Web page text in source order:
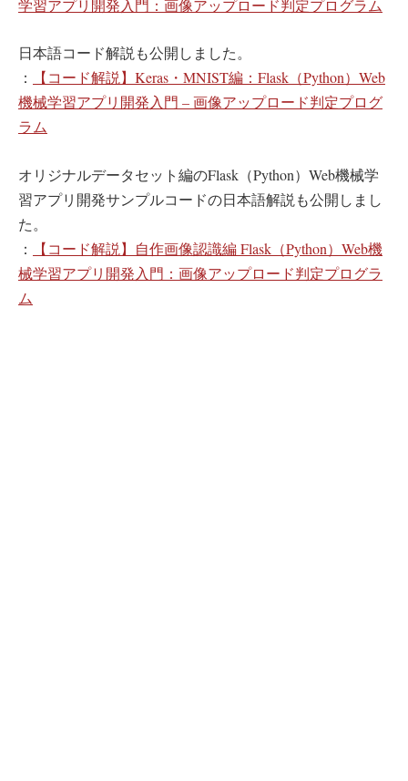
学習アプリ開発入門：画像アップロード判定プログラム
日本語コード解説も公開しました。
：
【コード解説】Keras・MNIST編：Flask（Python）Web
機械学習アプリ開発入門 – 画像アップロード判定プログ
ラム
オリジナルデータセット編のFlask（Python）Web機械学
習アプリ開発サンプルコードの日本語解説も公開しまし
た。
：
【コード解説】自作画像認識編 Flask（Python）Web機
械学習アプリ開発入門：画像アップロード判定プログラ
ム